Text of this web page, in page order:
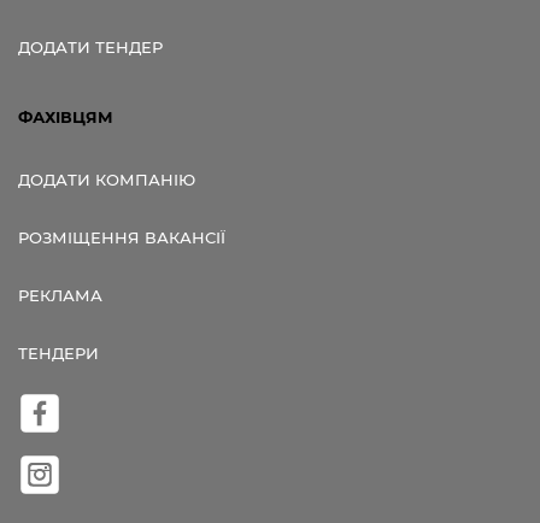
ДОДАТИ ТЕНДЕР
ФАХІВЦЯМ
ДОДАТИ КОМПАНІЮ
РОЗМІЩЕННЯ ВАКАНСІЇ
РЕКЛАМА
ТЕНДЕРИ